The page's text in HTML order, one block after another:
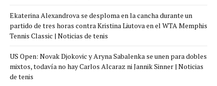
Ekaterina Alexandrova se desploma en la cancha durante un
partido de tres horas contra Kristina Liutova en el WTA Memphis
Tennis Classic | Noticias de tenis
US Open: Novak Djokovic y Aryna Sabalenka se unen para dobles
mixtos, todavía no hay Carlos Alcaraz ni Jannik Sinner | Noticias
de tenis